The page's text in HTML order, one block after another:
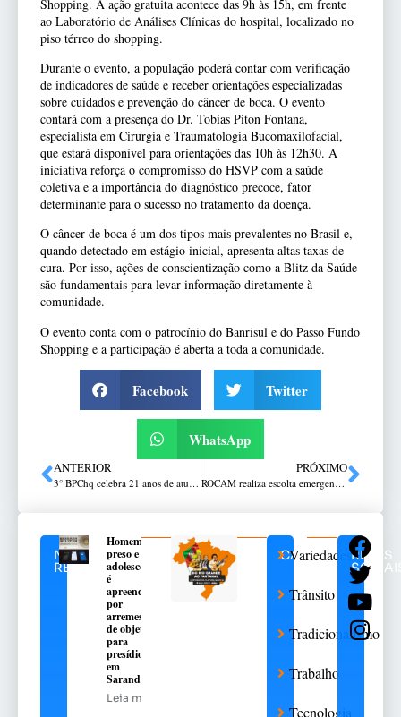
Shopping. A ação gratuita acontece das 9h às 15h, em frente
ao Laboratório de Análises Clínicas do hospital, localizado no
piso térreo do shopping.
Durante o evento, a população poderá contar com verificação
de indicadores de saúde e receber orientações especializadas
sobre cuidados e prevenção do câncer de boca. O evento
contará com a presença do Dr. Tobias Piton Fontana,
especialista em Cirurgia e Traumatologia Bucomaxilofacial,
que estará disponível para orientações das 10h às 12h30. A
iniciativa reforça o compromisso do HSVP com a saúde
coletiva e a importância do diagnóstico precoce, fator
determinante para o sucesso no tratamento da doença.
O câncer de boca é um dos tipos mais prevalentes no Brasil e,
quando detectado em estágio inicial, apresenta altas taxas de
cura. Por isso, ações de conscientização como a Blitz da Saúde
são fundamentais para levar informação diretamente à
comunidade.
O evento conta com o patrocínio do Banrisul e do Passo Fundo
Shopping e a participação é aberta a toda a comunidade.
Facebook Twitter
WhatsApp
ANTERIOR
3° BPChq celebra 21 anos de atuação com solenidade na sede do batalhão em Passo Fundo
PRÓXIMO
ROCAM realiza escolta emergencial e garante atendimento rápido a mulher em Passo Fundo
NOTÍCIAS
RELACIONADAS
Homem é
preso e
adolescente
é
apreendido
por
arremesso
de objetos
para
presídio
em
Sarandi
Leia mais
CATEGORIAS
Variedades
Trânsito
Tradicionalismo
Trabalho
Tecnologia
REDES